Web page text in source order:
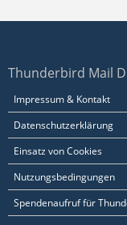
Thunderbird Mail
Impressum & Kontakt
Datenschutzerklärung
Einsatz von Cookies
Nutzungsbedingungen
Spendenaufruf für